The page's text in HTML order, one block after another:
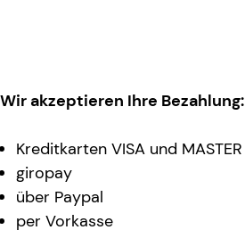
Wir akzeptieren Ihre Bezahlung:
Kreditkarten VISA und MASTER
giropay
über Paypal
per Vorkasse